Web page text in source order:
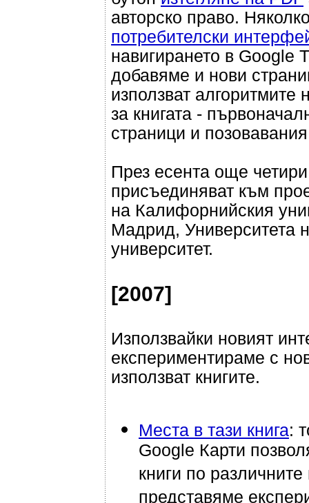
авторско право.
потребителски
навигирането в Google
добавяме и нови
използват
за книгата -
страници и
През есента още
присъединяват към
на Калифорнийския
Мадрид, Университета
университет.
[2007]
Използвайки новият
експериментираме с
използват книгите.
Места в тази книга:
Google Карти
книги по